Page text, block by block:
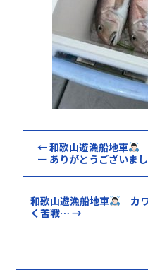
←和歌山遊漁船地車
ー ありがとうございま
和歌山遊漁船地車
カ
く苦戦…→